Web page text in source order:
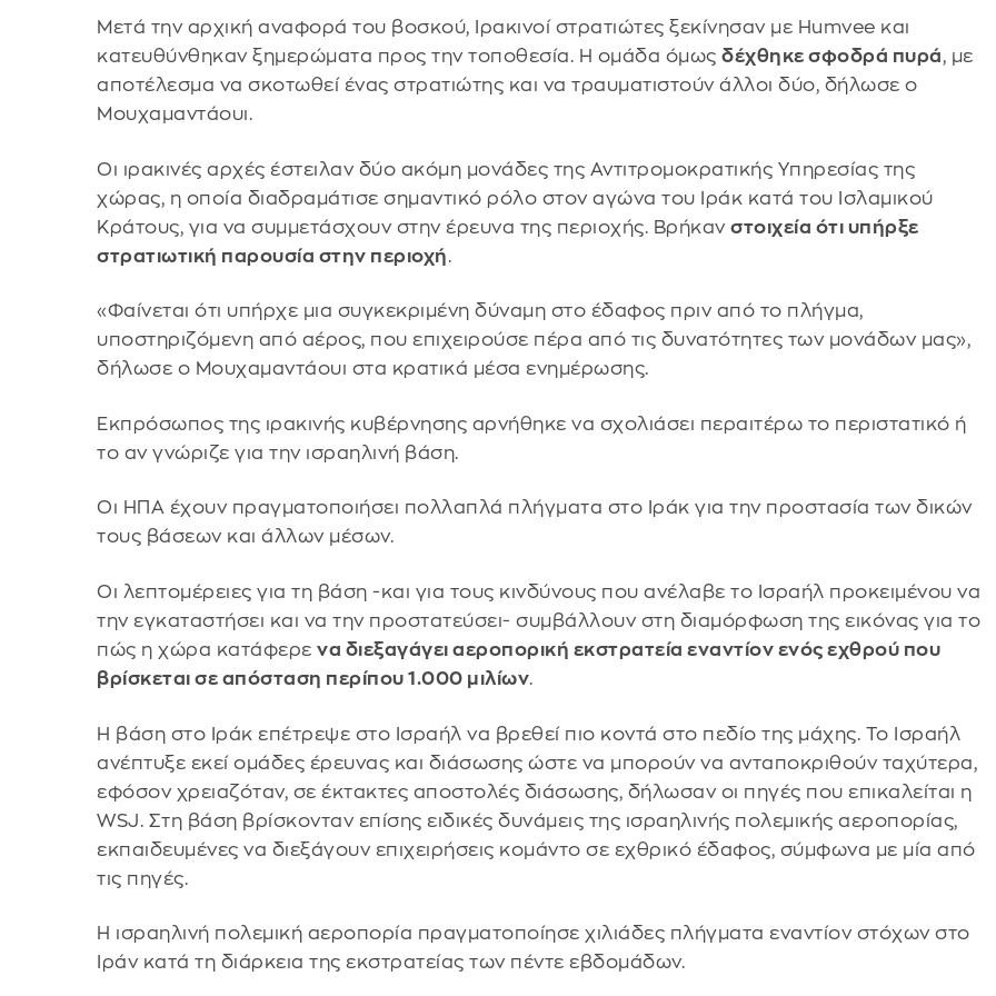
Μετά την αρχική αναφορά του βοσκού, Ιρακινοί στρατιώτες ξεκίνησαν με Humvee και
κατευθύνθηκαν ξημερώματα προς την τοποθεσία. Η ομάδα όμωςδέχθηκε σφοδρά πυρά, με
αποτέλεσμα να σκοτωθεί ένας στρατιώτης και να τραυματιστούν άλλοι δύο, δήλωσε ο
Μουχαμαντάουι.
Οι ιρακινές αρχές έστειλαν δύο ακόμη μονάδες της Αντιτρομοκρατικής Υπηρεσίας της
χώρας, η οποία διαδραμάτισε σημαντικό ρόλο στον αγώνα του Ιράκ κατά του Ισλαμικού
Κράτους, για να συμμετάσχουν στην έρευνα της περιοχής. Βρήκανστοιχεία ότι υπήρξε
στρατιωτική παρουσία στην περιοχή.
«Φαίνεται ότι υπήρχε μια συγκεκριμένη δύναμη στο έδαφος πριν από το πλήγμα,
υποστηριζόμενη από αέρος, που επιχειρούσε πέρα από τις δυνατότητες των μονάδων μας»,
δήλωσε ο Μουχαμαντάουι στα κρατικά μέσα ενημέρωσης.
Εκπρόσωπος της ιρακινής κυβέρνησης αρνήθηκε να σχολιάσει περαιτέρω το περιστατικό ή
το αν γνώριζε για την ισραηλινή βάση.
Οι ΗΠΑ έχουν πραγματοποιήσει πολλαπλά πλήγματα στο Ιράκ για την προστασία των δικών
τους βάσεων και άλλων μέσων.
Οι λεπτομέρειες για τη βάση -και για τους κινδύνους που ανέλαβε το Ισραήλ προκειμένου να
την εγκαταστήσει και να την προστατεύσει- συμβάλλουν στη διαμόρφωση της εικόνας για το
πώς η χώρα κατάφερενα διεξαγάγει αεροπορική εκστρατεία εναντίον ενός εχθρού που
βρίσκεται σε απόσταση περίπου 1.000 μιλίων.
Η βάση στο Ιράκ επέτρεψε στο Ισραήλ να βρεθεί πιο κοντά στο πεδίο της μάχης. Το Ισραήλ
ανέπτυξε εκεί ομάδες έρευνας και διάσωσης ώστε να μπορούν να ανταποκριθούν ταχύτερα,
εφόσον χρειαζόταν, σε έκτακτες αποστολές διάσωσης, δήλωσαν οι πηγές που επικαλείται η
WSJ. Στη βάση βρίσκονταν επίσης ειδικές δυνάμεις της ισραηλινής πολεμικής αεροπορίας,
εκπαιδευμένες να διεξάγουν επιχειρήσεις κομάντο σε εχθρικό έδαφος, σύμφωνα με μία από
τις πηγές.
Η ισραηλινή πολεμική αεροπορία πραγματοποίησε χιλιάδες πλήγματα εναντίον στόχων στο
Ιράν κατά τη διάρκεια της εκστρατείας των πέντε εβδομάδων.